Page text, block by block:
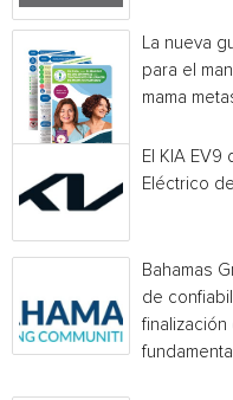
La nueva
para el
mama
El KIA
Eléctrico
Bahamas
de
fundamental